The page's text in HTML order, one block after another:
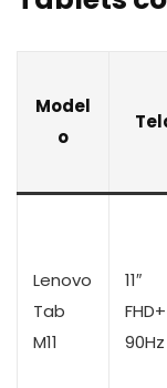
Model
o
Lenovo
Tab
M11
11″
FHD+
90Hz